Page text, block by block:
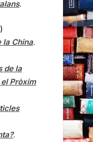
.
la China.
de la
el Pròxim
.